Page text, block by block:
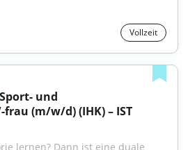
Vollzeit
Sport- und
(m/w/d) (IHK) – IST